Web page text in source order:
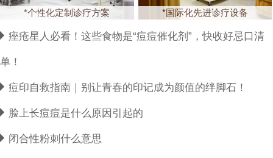
*个性化定制诊疗方案 *国际化先进诊疗设备
痤疮星人必看！这些食物是“痘痘催化剂”，快收好忌口清
单！
痘印自救指南｜别让青春的印记成为颜值的绊脚石！
脸上长痘痘是什么原因引起的
闭合性粉刺什么意思